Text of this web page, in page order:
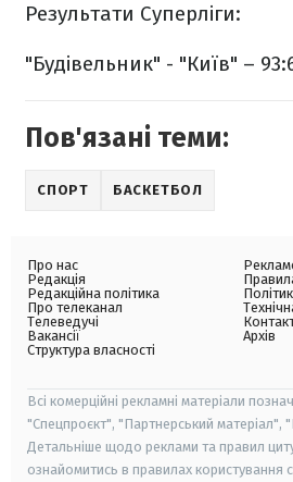
Результати Суперліги:
"Будівельник" - "Київ" –
Пов'язані теми:
СПОРТ БАСКЕТБОЛ
Про нас
Редакція
Редакційна політика
Про телеканал
Телеведучі
Вакансії
Структура власності
Архів
Всі комерційні рекламні матеріали
"Спецпроєкт", "Партнерський матеріал",
Детальніше щодо реклами та правил
ознайомитись в правилах користування